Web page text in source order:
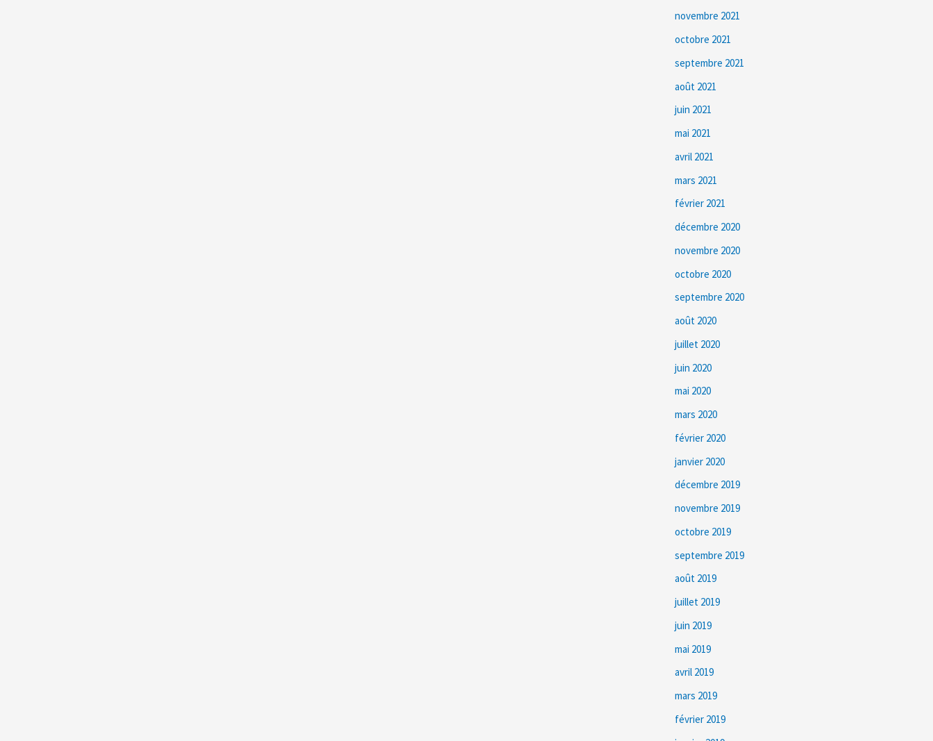
novembre 2021
octobre 2021
septembre 2021
août 2021
juin 2021
mai 2021
avril 2021
mars 2021
février 2021
décembre 2020
novembre 2020
octobre 2020
septembre 2020
août 2020
juillet 2020
juin 2020
mai 2020
mars 2020
février 2020
janvier 2020
décembre 2019
novembre 2019
octobre 2019
septembre 2019
août 2019
juillet 2019
juin 2019
mai 2019
avril 2019
mars 2019
février 2019